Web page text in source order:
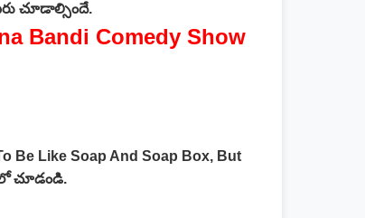
చూడాల్సిందే.
Bandi Comedy Show
Be Like Soap And Soap Box, But
చూడండి.